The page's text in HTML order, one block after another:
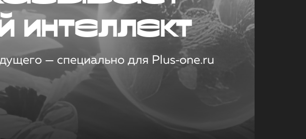
интеллект
— специально для Plus‑one.ru